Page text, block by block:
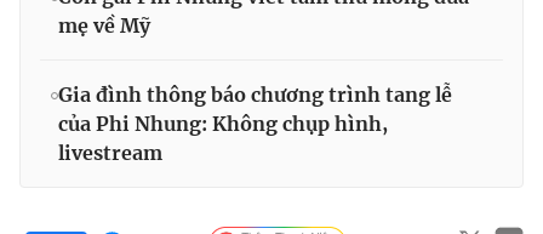
mẹ về Mỹ
Gia đình thông báo chương trình tang lễ
của Phi Nhung: Không chụp hình,
livestream